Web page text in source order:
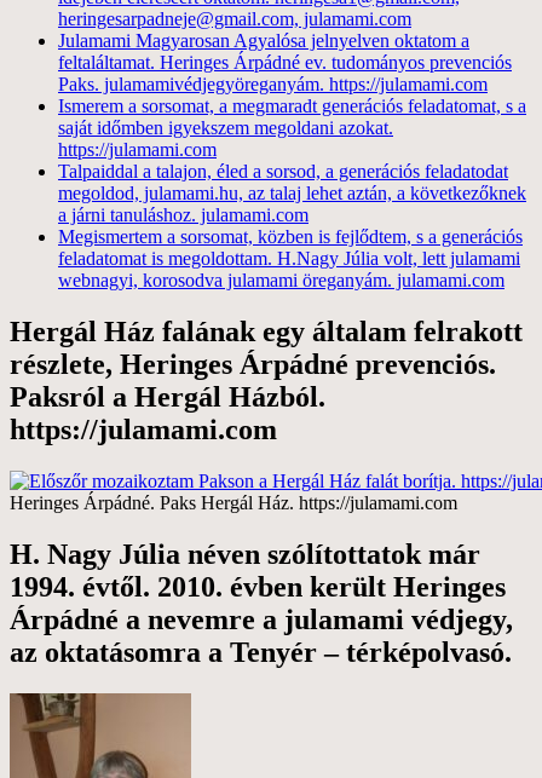
heringesarpadneje@gmail.com, julamami.com
Julamami Magyarosan Agyalósa jelnyelven oktatom a
feltaláltamat. Heringes Árpádné ev. tudományos prevenciós
Paks. julamamivédjegyöreganyám. https://julamami.com
Ismerem a sorsomat, a megmaradt generációs feladatomat, s a
saját időmben igyekszem megoldani azokat.
https://julamami.com
Talpaiddal a talajon, éled a sorsod, a generációs feladatodat
megoldod, julamami.hu, az talaj lehet aztán, a következőknek
a járni tanuláshoz. julamami.com
Megismertem a sorsomat, közben is fejlődtem, s a generációs
feladatomat is megoldottam. H.Nagy Júlia volt, lett julamami
webnagyi, korosodva julamami öreganyám. julamami.com
Hergál Ház falának egy általam felrakott
részlete, Heringes Árpádné prevenciós.
Paksról a Hergál Házból.
https://julamami.com
Heringes Árpádné. Paks Hergál Ház. https://julamami.com
H. Nagy Júlia néven szólítottatok már
1994. évtől. 2010. évben került Heringes
Árpádné a nevemre a julamami védjegy,
az oktatásomra a Tenyér – térképolvasó.